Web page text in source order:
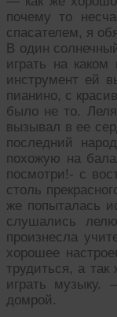
почему то
спасателем, я
В один
играть на
инструмент ей
пианино, с
было не то.
вызывал в ее
последний
похожую на
посмотри!- с
столь
же попыталась
слушались
произнесла
хорошее
трудиться, а
играть музыку.
домрой.